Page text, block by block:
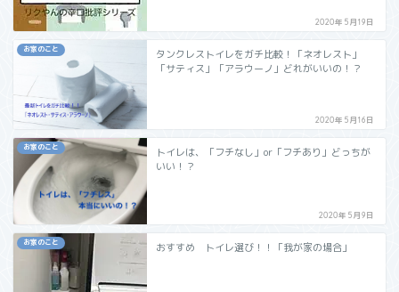
2020年5月19日
お家のこと
タンクレストイレをガチ比較！「ネオレスト」
「サティス」「アラウーノ」どれがいいの！？
2020年5月16日
お家のこと
トイレは、「フチなし」or「フチあり」どっちが
いい！？
2020年5月9日
お家のこと おすすめ トイレ選び！！「我が家の場合」